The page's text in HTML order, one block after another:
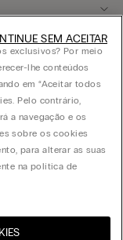
312 - 1950-421 Lisboa -
exclusivos? Por meio
lhe conteúdos
em “Aceitar todos
Pelo contrário,
a navegação e os
sobre os cookies
para alterar as suas
na política de
SEM ACEITAR